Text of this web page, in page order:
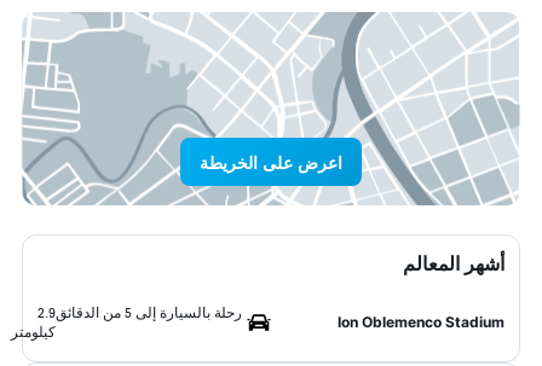
اعرض على الخريطة
أشهر المعالم
Ion Oblemenco Stadium
رحلة بالسيارة إلى 5 من الدقائق
2.9
كيلومتر